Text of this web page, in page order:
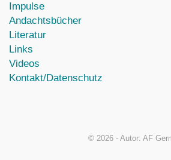
Impulse
Andachtsbücher
Literatur
Links
Videos
Kontakt/Datenschutz
© 2026 - Autor: AF